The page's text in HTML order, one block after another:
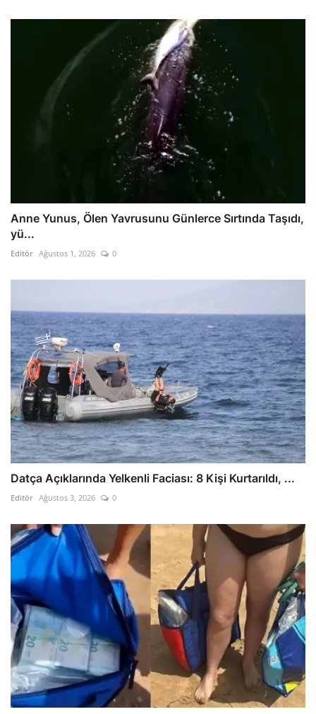
Anne Yunus, Ölen Yavrusunu Günlerce Sırtında Taşıdı,
yü...
Editör Ağustos 1, 2026 0
Datça Açıklarında Yelkenli Faciası: 8 Kişi Kurtarıldı, ...
Editör Ağustos 3, 2026 0